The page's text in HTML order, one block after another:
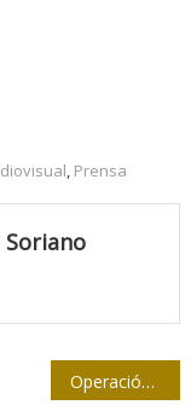
, Prensa
Operación Peter Pan